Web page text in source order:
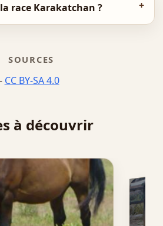
race Karakatchan ?
SOURCES
CC BY-SA 4.0
à découvrir